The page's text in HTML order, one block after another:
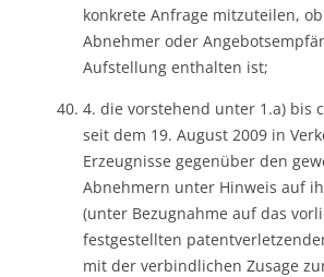
konkrete Anfrage mitzuteilen,
Abnehmer oder
Aufstellung enthalten ist;
4. die vorstehend unter 1.a) bis
seit dem 19. August 2009 in
Erzeugnisse gegenüber den
Abnehmern unter Hinweis auf
(unter Bezugnahme auf das
festgestellten
mit der verbindlichen Zusage